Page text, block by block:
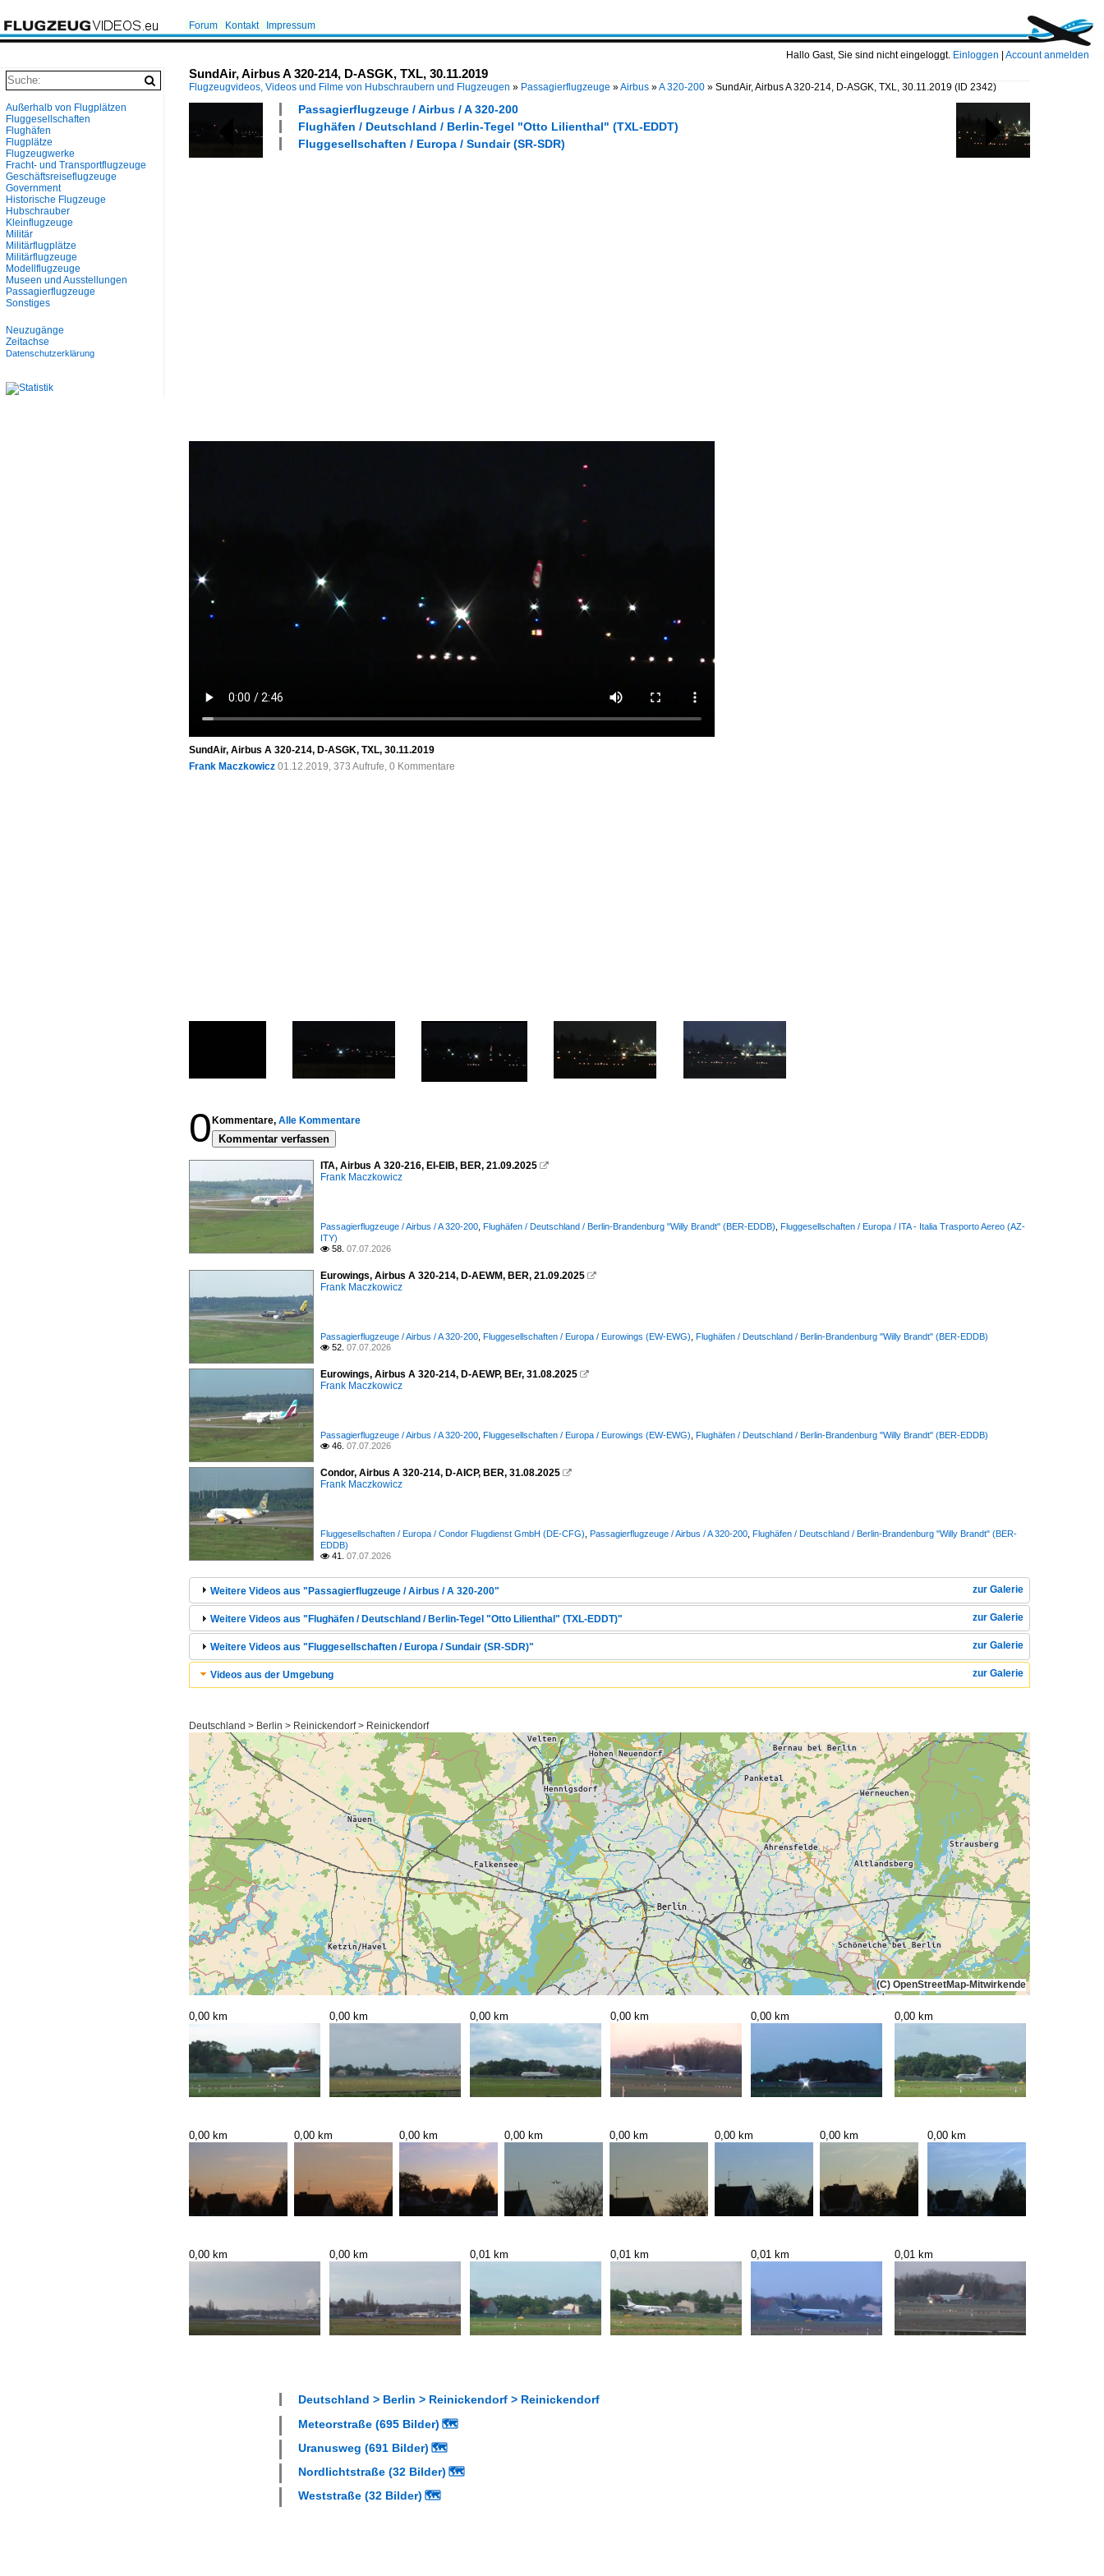
Hallo Gast, Sie sind nicht eingeloggt. Einloggen Account anmelden
Forum Kontakt Impressum
SundAir, Airbus A 320-214, D-ASGK, TXL, 30.11.2019
Flugzeugvideos, Videos und Filme von Hubschraubern und Flugzeugen » Passagierflugzeuge »Airbus »A 320-200 » SundAir, Airbus A 320-214, D-ASGK, TXL, 30.11.2019 (ID 2342)
Passagierflugzeuge / Airbus / A 320-200
Flughäfen / Deutschland / Berlin-Tegel "Otto Lilienthal" (TXL-EDDT)
Fluggesellschaften / Europa / Sundair (SR-SDR)
SundAir, Airbus A 320-214, D-ASGK, TXL, 30.11.2019
Frank Maczkowicz 01.12.2019, 373 Aufrufe, 0 Kommentare
0 Kommentare, Alle Kommentare
Kommentar verfassen
ITA, Airbus A 320-216, EI-EIB, BER, 21.09.2025 
Frank Maczkowicz
Passagierflugzeuge / Airbus / A 320-200 Flughäfen / Deutschland / Berlin-Brandenburg "Willy Brandt" (BER-EDDB) Fluggesellschaften / Europa / ITA - Italia Trasporto Aereo (AZ-
ITY)
 58. 07.07.2026
Eurowings, Airbus A 320-214, D-AEWM, BER, 21.09.2025 
Frank Maczkowicz
Passagierflugzeuge / Airbus / A 320-200 Fluggesellschaften / Europa / Eurowings (EW-EWG) Flughäfen / Deutschland / Berlin-Brandenburg "Willy Brandt" (BER-EDDB)
 52. 07.07.2026
Eurowings, Airbus A 320-214, D-AEWP, BEr, 31.08.2025 
Frank Maczkowicz
Passagierflugzeuge / Airbus / A 320-200 Fluggesellschaften / Europa / Eurowings (EW-EWG) Flughäfen / Deutschland / Berlin-Brandenburg "Willy Brandt" (BER-EDDB)
 46. 07.07.2026
Condor, Airbus A 320-214, D-AICP, BER, 31.08.2025 
Frank Maczkowicz
Fluggesellschaften / Europa / Condor Flugdienst GmbH (DE-CFG) Passagierflugzeuge / Airbus / A 320-200 Flughäfen / Deutschland / Berlin-Brandenburg "Willy Brandt" (BER-
EDDB)
 41. 07.07.2026
zur Galerie
Weitere Videos aus "Passagierflugzeuge / Airbus / A 320-200"
zur Galerie
Weitere Videos aus "Flughäfen / Deutschland / Berlin-Tegel "Otto Lilienthal" (TXL-EDDT)"
zur Galerie
Weitere Videos aus "Fluggesellschaften / Europa / Sundair (SR-SDR)"
zur Galerie
Videos aus der Umgebung
Deutschland > Berlin > Reinickendorf > Reinickendorf
(C) OpenStreetMap-Mitwirkende
0,00 km 0,00 km 0,00 km 0,00 km 0,00 km 0,00 km
0,00 km 0,00 km 0,00 km 0,00 km 0,00 km 0,00 km 0,00 km 0,00 km
0,00 km 0,00 km 0,01 km 0,01 km 0,01 km 0,01 km
Deutschland > Berlin > Reinickendorf > Reinickendorf
Meteorstraße (695 Bilder) 🗺
Uranusweg (691 Bilder) 🗺
Nordlichtstraße (32 Bilder) 🗺
Weststraße (32 Bilder) 🗺
Außerhalb von Flugplätzen
Fluggesellschaften
Flughäfen
Flugplätze
Flugzeugwerke
Fracht- und Transportflugzeuge
Geschäftsreiseflugzeuge
Government
Historische Flugzeuge
Hubschrauber
Kleinflugzeuge
Militär
Militärflugplätze
Militärflugzeuge
Modellflugzeuge
Museen und Ausstellungen
Passagierflugzeuge
Sonstiges
Neuzugänge
Zeitachse
Datenschutzerklärung